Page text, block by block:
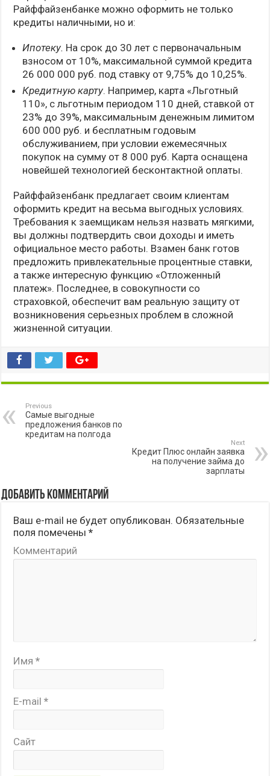
Райффайзенбанке можно оформить не только
кредиты наличными, но и:
Ипотеку. На срок до 30 лет с первоначальным
взносом от 10%, максимальной суммой кредита
26 000 000 руб. под ставку от 9,75% до 10,25%.
Кредитную карту. Например, карта «Льготный
110», с льготным периодом 110 дней, ставкой от
23% до 39%, максимальным денежным лимитом
600 000 руб. и бесплатным годовым
обслуживанием, при условии ежемесячных
покупок на сумму от 8 000 руб. Карта оснащена
новейшей технологией бесконтактной оплаты.
Райффайзенбанк предлагает своим клиентам
оформить кредит на весьма выгодных условиях.
Требования к заемщикам нельзя назвать мягкими,
вы должны подтвердить свои доходы и иметь
официальное место работы. Взамен банк готов
предложить привлекательные процентные ставки,
а также интересную функцию «Отложенный
платеж». Последнее, в совокупности со
страховкой, обеспечит вам реальную защиту от
возникновения серьезных проблем в сложной
жизненной ситуации.
Previous
Самые выгодные
предложения банков по
кредитам на полгода
Next
Кредит Плюс онлайн заявка
на получение займа до
зарплаты
Добавить комментарий
Ваш e-mail не будет опубликован. Обязательные
поля помечены*
Комментарий
Имя*
E-mail*
Сайт